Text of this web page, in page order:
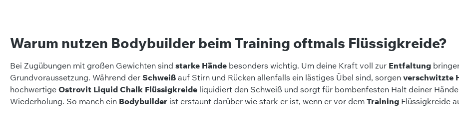
Warum nutzen Bodybuilder beim Training oftmals Flüssigkreide?
Bei Zugübungen mit großen Gewichten sind starke Hände besonders wichtig. Um deine Kraft voll zur Entfaltung
Grundvoraussetzung. Während der Schweiß auf Stirn und Rücken allenfalls ein lästiges Übel sind, sorgen verschwitzte
hochwertige Ostrovit Liquid Chalk Flüssigkreide liquidiert den Schweiß und sorgt für bombenfesten Halt deiner
Wiederholung. So manch ein Bodybuilder ist erstaunt darüber wie stark er ist, wenn er vor dem Training Flüssigkreide